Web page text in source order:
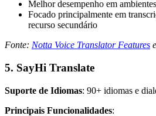
Melhor desempenho em
Focado principalmente em
recurso secundário
Fonte: Notta Voice Translator Features e
5. SayHi Translate
Suporte de Idiomas: 90+ idiomas e
Principais Funcionalidades: